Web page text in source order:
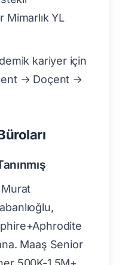
Mimarlık YL
kariyer için
→ Doçent →
Maaş Senior